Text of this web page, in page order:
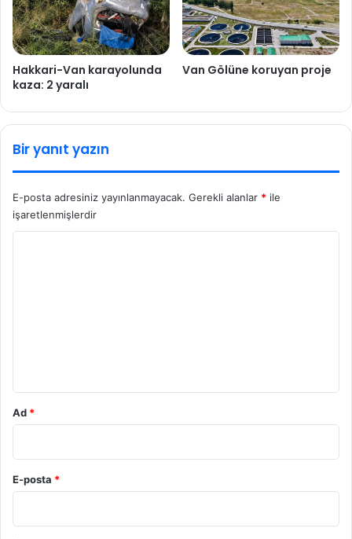
Hakkari-Van karayolunda
kaza: 2 yaralı
Van Gölüne koruyan proje
Bir yanıt yazın
E-posta adresiniz yayınlanmayacak. Gerekli alanlar * ile
işaretlenmişlerdir
Ad *
E-posta *